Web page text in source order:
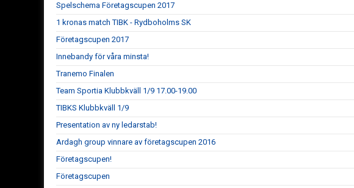
Spelschema Företagscupen 2017
1 kronas match TIBK - Rydboholms SK
Företagscupen 2017
Innebandy för våra minsta!
Tranemo Finalen
Team Sportia Klubbkväll 1/9 17.00-19.00
TIBKS Klubbkväll 1/9
Presentation av ny ledarstab!
Ardagh group vinnare av företagscupen 2016
Företagscupen!
Företagscupen